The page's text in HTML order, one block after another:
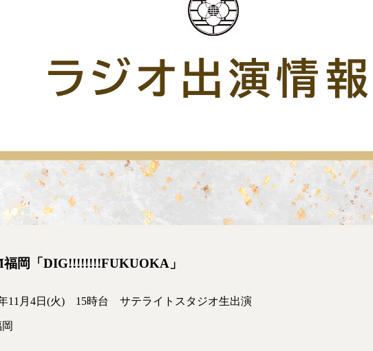
岡「DIG!!!!!!!!FUKUOKA」
11月4日(火) 15時台 サテライトスタジオ生出演